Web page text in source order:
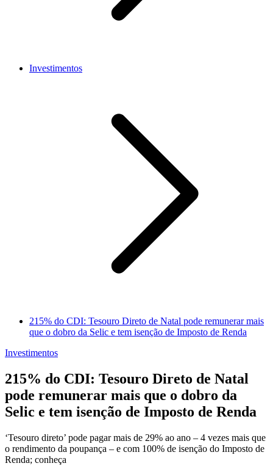
Investimentos
215% do CDI: Tesouro Direto de Natal pode remunerar mais
que o dobro da Selic e tem isenção de Imposto de Renda
Investimentos
215% do CDI: Tesouro Direto de Natal
pode remunerar mais que o dobro da
Selic e tem isenção de Imposto de Renda
‘Tesouro direto’ pode pagar mais de 29% ao ano – 4 vezes mais que
o rendimento da poupança – e com 100% de isenção do Imposto de
Renda; conheça